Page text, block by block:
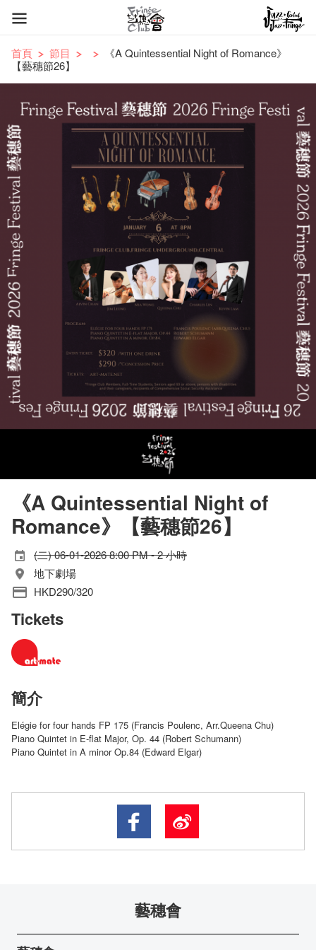
首頁 節目
《A Quintessential Night of Romance》
【藝穗節26】
《A Quintessential Night of
Romance》【藝穗節26】
(二) 06-01-2026 8:00 PM - 2 小時
地下劇場
HKD290/320
Tickets
簡介
Elégie for four hands FP 175 (Francis Poulenc, Arr.Queena Chu)
Piano Quintet in E-flat Major, Op. 44 (Robert Schumann)
Piano Quintet in A minor Op.84 (Edward Elgar)
藝穗會